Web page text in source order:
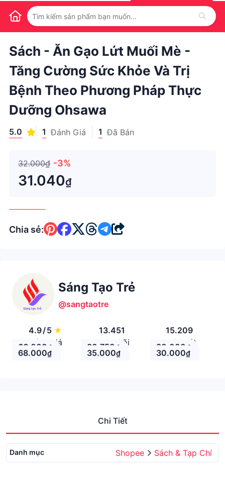
1
Sách - Ăn Gạo Lứt Muối Mè -
Tăng Cường Sức Khỏe Và Trị
Bệnh Theo Phương Pháp Thực
Dưỡng Ohsawa
5.0 1 Đánh Giá 1 Đã Bán
32.000₫ -3%
31.040₫
Chia sẻ:
Sáng Tạo Trẻ
@sangtaotre
4.9/5 ★
Đánh giá
13.451
Theo Dõi
15.209
Nhận xét
66.000 ₫ 80.750 ₫ 80.000 ₫
68.000₫ 35.000₫ 30.000₫
Chi Tiết
Danh mục Shopee Sách & Tạp Chí